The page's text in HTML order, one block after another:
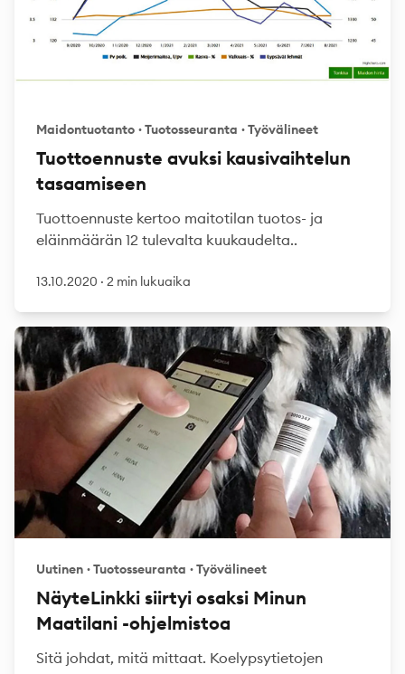
Maidontuotanto ·Tuotosseuranta ·Työvälineet
Tuottoennuste avuksi kausivaihtelun
tasaamiseen
Tuottoennuste kertoo maitotilan tuotos- ja
eläinmäärän 12 tulevalta kuukaudelta..
13.10.2020 · 2 min lukuaika
Uutinen ·Tuotosseuranta ·Työvälineet
NäyteLinkki siirtyi osaksi Minun
Maatilani -ohjelmistoa
Sitä johdat, mitä mittaat. Koelypsytietojen